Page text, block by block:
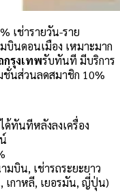
เช่ารายวัน-ราย
บินดอนเมือง เหมาะมาก
กรุงเทพรับทันที มีบริการ
ชั่นส่วนลดสมาชิก 10%
ทันทีหลังลงเครื่อง
บิน, เช่ารถระยะยาว
เกาหลี, เยอรมัน, ญี่ปุ่น)